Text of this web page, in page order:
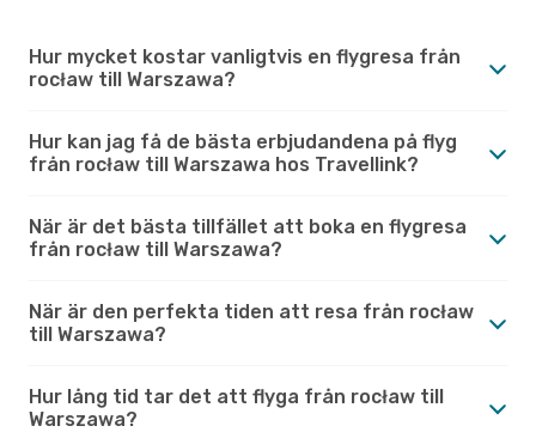
Hur mycket kostar vanligtvis en flygresa från
rocław till Warszawa?
Hur kan jag få de bästa erbjudandena på flyg
från rocław till Warszawa hos Travellink?
När är det bästa tillfället att boka en flygresa
från rocław till Warszawa?
När är den perfekta tiden att resa från rocław
till Warszawa?
Hur lång tid tar det att flyga från rocław till
Warszawa?